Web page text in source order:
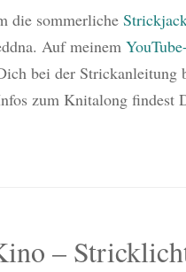
die sommerliche
Auf meinem
bei der Strickanleitung
zum Knitalong findest
–